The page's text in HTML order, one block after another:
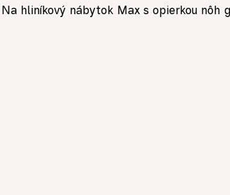
hliníkový nábytok Max s opierkou nôh